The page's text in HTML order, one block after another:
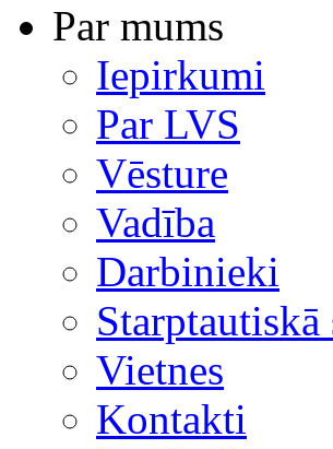
Par mums
Iepirkumi
Par LVS
Vēsture
Vadība
Darbinieki
Starptautiskā
Vietnes
Kontakti